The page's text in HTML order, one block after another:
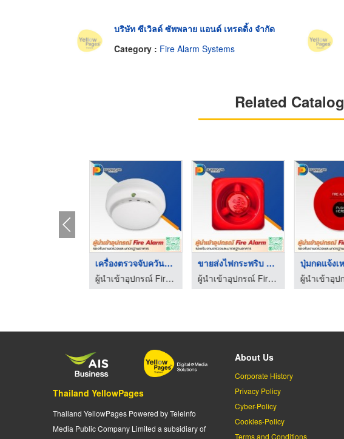
บริษัท ซีเวิลด์ ซัพพลาย แอนด์ เทรดดิ้ง จำกัด
Category : Fire Alarm Systems
Related Catalog
เครื่องตรวจจับควันแล ...
ผู้นำเข้าอุปกรณ์ Fire Alarm มาตรฐานอุตสาหกรรม - ดวงพรสวรรค์
ขายส่งไฟกระพริบ Stro ...
ผู้นำเข้าอุปกรณ์ Fire Alarm มาตรฐานอุตสาหกรรม - ดวงพรสวรรค์
Thailand YellowPages
Thailand YellowPages Powered by Teleinfo
Media Public Company Limited a subsidiary of
About Us
Corporate History
Privacy Policy
Cyber-Policy
Cookies-Policy
Terms and Conditions